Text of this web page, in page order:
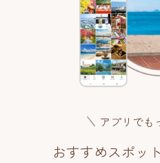
アプリでも
おすすめスポッ